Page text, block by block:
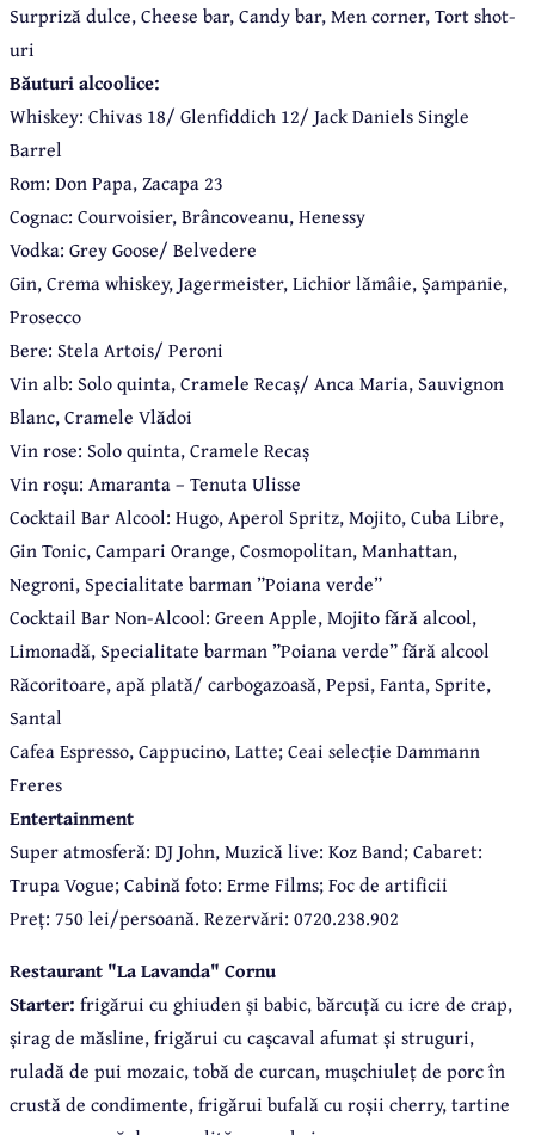
Surpriză dulce, Cheese bar, Candy bar, Men corner, Tort shot-
uri
Băuturi alcoolice:
Whiskey: Chivas 18/ Glenfiddich 12/ Jack Daniels Single
Barrel
Rom: Don Papa, Zacapa 23
Cognac: Courvoisier, Brâncoveanu, Henessy
Vodka: Grey Goose/ Belvedere
Gin, Crema whiskey, Jagermeister, Lichior lămâie, Șampanie,
Prosecco
Bere: Stela Artois/ Peroni
Vin alb: Solo quinta, Cramele Recaș/ Anca Maria, Sauvignon
Blanc, Cramele Vlădoi
Vin rose: Solo quinta, Cramele Recaș
Vin roșu: Amaranta – Tenuta Ulisse
Cocktail Bar Alcool: Hugo, Aperol Spritz, Mojito, Cuba Libre,
Gin Tonic, Campari Orange, Cosmopolitan, Manhattan,
Negroni, Specialitate barman ”Poiana verde”
Cocktail Bar Non-Alcool: Green Apple, Mojito fără alcool,
Limonadă, Specialitate barman ”Poiana verde” fără alcool
Răcoritoare, apă plată/ carbogazoasă, Pepsi, Fanta, Sprite,
Santal
Cafea Espresso, Cappucino, Latte;Ceai selecție Dammann
Freres
Entertainment
Super atmosferă: DJ John, Muzică live: Koz Band; Cabaret:
Trupa Vogue; Cabină foto: Erme Films; Foc de artificii
Preț: 750 lei/persoană. Rezervări: 0720.238.902
Restaurant "La Lavanda" Cornu
Starter: frigărui cu ghiuden și babic, bărcuță cu icre de crap,
șirag de măsline, frigărui cu cașcaval afumat și struguri,
ruladă de pui mozaic, tobă de curcan, mușchiuleț de porc în
crustă de condimente, frigărui bufală cu roșii cherry, tartine